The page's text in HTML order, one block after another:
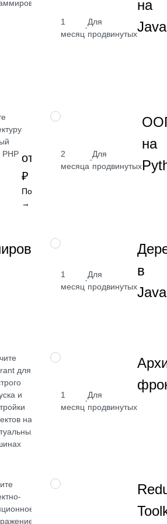
от 2 400
1
месяц
·
Для
продвинутых
на
Java
PHP от 2 400
₽
Посмотреть
→
НАВЫК
2
месяца
·
Для
продвинутых
на
адаптивными
интерфейсами
от 2 400
₽
НАВЫК
1
месяц
·
Для
продвинутых
в
для
и
на
от 2 400
НАВЫК
1
месяц
·
Для
продвинутых
НАВЫК